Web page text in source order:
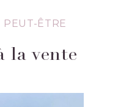
PEUT-ÊTRE
la vente